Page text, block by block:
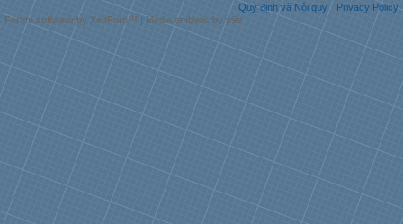
Quy định và Nội quy
Privacy Policy
Forum software by XenForo™ | Media embeds by s9e